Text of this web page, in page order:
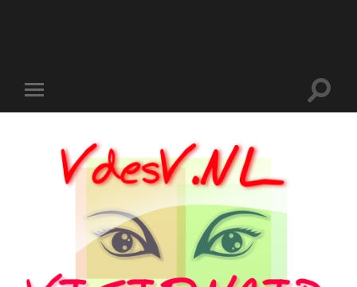
Toggle
mobiel
Toggle